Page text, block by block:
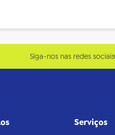
Siga-nos nas redes sociais
Serviços